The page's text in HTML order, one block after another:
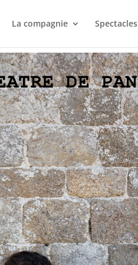
La compagnie Spectacles